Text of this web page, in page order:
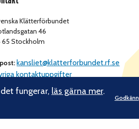
Klätterförbundet
46
65 Stockholm
kansliet@klatterforbundet.rf.se
kontaktuppgifter
fungerar, läs gärna mer.
Godkänn